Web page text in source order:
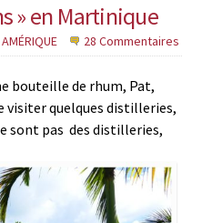
» en Martinique
AMÉRIQUE 28 Commentaires
bouteille de rhum, Pat,
quelques distilleries,
sont pas des distilleries,